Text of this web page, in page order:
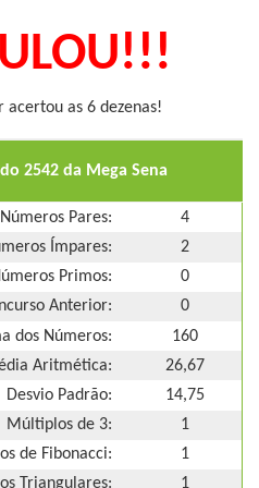
acertou as 6 dezenas!
2542 da Mega Sena
Números Pares:
4
Ímpares:
2
Primos:
0
Anterior:
0
dos Números:
160
Aritmética:
26,67
Desvio Padrão:
14,75
Múltiplos de 3:
1
de Fibonacci:
1
Triangulares:
1